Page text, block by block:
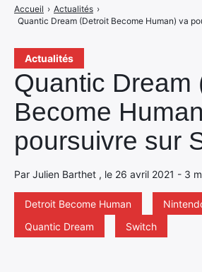
Actualités
Quantic Dream
Become
poursuivre sur
Par Julien Barthet , le 26 avril 2021 - 3
Detroit Become Human
Quantic Dream
Switch
Accueil › Actualités ›
Quantic Dream (Detroit Become Human) va